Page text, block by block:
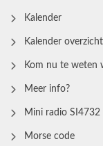
Kalender
Kalender overzicht
Kom nu te weten
Meer info?
Mini radio SI4732
Morse code